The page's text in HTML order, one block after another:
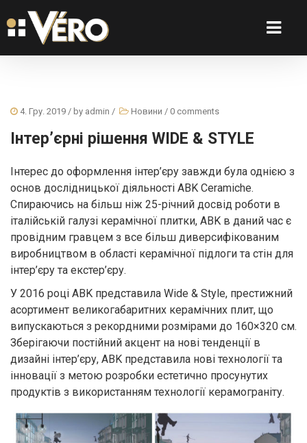
4. Гру. 2019 / by admin / Новини / 0 comments
Інтер’єрні рішення WIDE & STYLE
Інтерес до оформлення інтер’єру завжди була однією з
основ дослідницької діяльності ABK Ceramiche.
Спираючись на більш ніж 25-річний досвід роботи в
італійській галузі керамічної плитки, ABK в даний час є
провідним гравцем з все більш диверсифікованим
виробництвом в області керамічної підлоги та стін для
інтер’єру та екстер’єру.
У 2016 році ABK представила Wide & Style, престижний
асортимент великогабаритних керамічних плит, що
випускаються з рекордними розмірами до 160×320 см.
Зберігаючи постійний акцент на нові тенденції в
дизайні інтер’єру, ABK представила нові технології та
інновації з метою розробки естетично просунутих
продуктів з використанням технології керамограніту.